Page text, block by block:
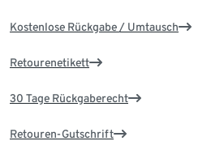
Kostenlose Rückgabe / Umtausch
Retourenetikett
30 Tage Rückgaberecht
Retouren-Gutschrift